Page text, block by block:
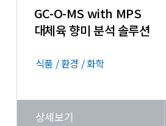
GC-O-MS with MPS
대체육 향미 분석 솔루션
식품 / 환경 / 화학
상세보기